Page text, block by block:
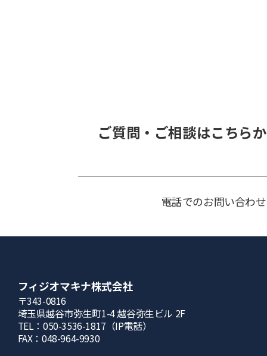
ご質問・ご相談はこちら
電話でのお問い合わ
フィジオマキナ株式会社
〒343-0816
埼⽟県越⾕市弥⽣町1-4 越⾕弥⽣ビル 2F
TEL：050-3536-1817（IP電話）
FAX：048-964-9930